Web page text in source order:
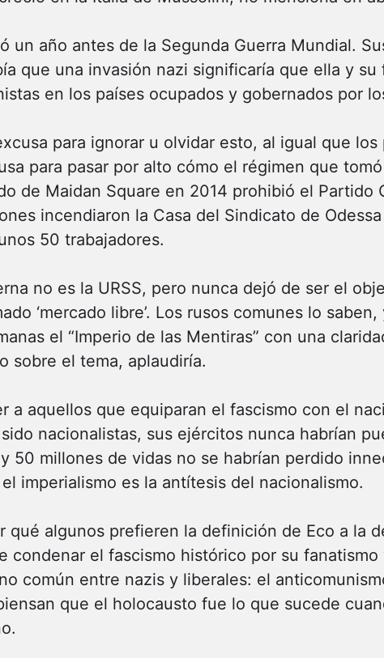
un año antes de la Segunda Guerra Mundial.
que una invasión nazi significaría que ella y su
en los países ocupados y gobernados por
para ignorar u olvidar esto, al igual que
para pasar por alto cómo el régimen que
de Maidan Square en 2014 prohibió el Partido
incendiaron la Casa del Sindicato de
50 trabajadores.
no es la URSS, pero nunca dejó de ser el
‘mercado libre’. Los rusos comunes lo
el “Imperio de las Mentiras” con una
sobre el tema, aplaudiría.
a aquellos que equiparan el fascismo con el
nacionalistas, sus ejércitos nunca habrían
50 millones de vidas no se habrían perdido
imperialismo es la antítesis del nacionalismo.
qué algunos prefieren la definición de Eco a la
condenar el fascismo histórico por su
común entre nazis y liberales: el
que el holocausto fue lo que sucede